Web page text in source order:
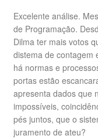
Excelente análise.
de Programação.
Dilma ter mais votos
distema de contagem
há normas e
portas estão
apresenta dados que
impossíveis,
pés juntos, que o
juramento de ateu?